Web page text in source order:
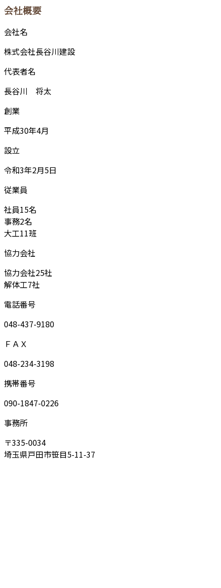
会社概要
会社名
株式会社長谷川建設
代表者名
長谷川 将太
創業
平成30年4月
設立
令和3年2月5日
従業員
社員15名
事務2名
大工11班
協力会社
協力会社25社
解体工7社
電話番号
048-437-9180
ＦＡＸ
048-234-3198
携帯番号
090-1847-0226
事務所
〒335-0034
埼玉県戸田市笹目5-11-37